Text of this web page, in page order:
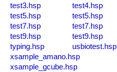
test3.hsp
test4.hsp
test5.hsp
test5.hsp
test7.hsp
test7.hsp
test9.hsp
test9.hsp
typing.hsp
usbiotest.hsp
xsample_amano.hsp
xsample_gcube.hsp